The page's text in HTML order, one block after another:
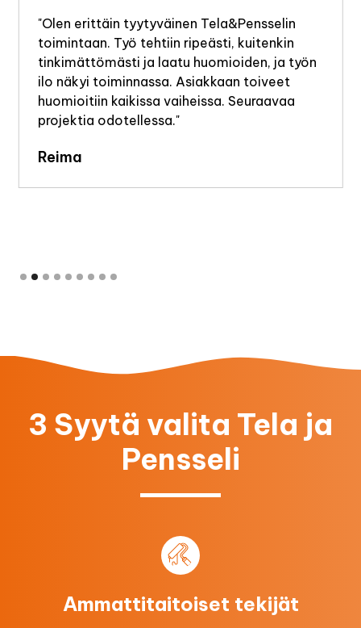
"Olen erittäin tyytyväinen Tela&Pensselin
toimintaan. Työ tehtiin ripeästi, kuitenkin
tinkimättömästi ja laatu huomioiden, ja työn
ilo näkyi toiminnassa. Asiakkaan toiveet
huomioitiin kaikissa vaiheissa. Seuraavaa
projektia odotellessa."
Reima
Slide 2 of 9.
3 Syytä valita Tela ja
Pensseli
Ammattitaitoiset tekijät